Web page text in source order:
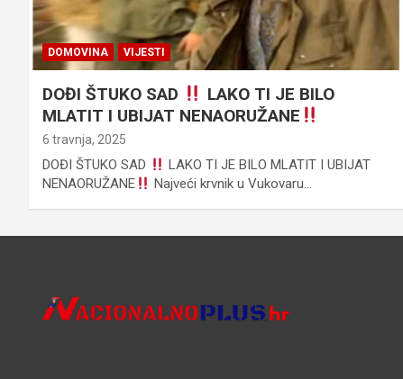
DOMOVINA VIJESTI
DOĐI ŠTUKO SAD
LAKO TI JE BILO
MLATIT I UBIJAT NENAORUŽANE
6 travnja, 2025
DOĐI ŠTUKO SAD
LAKO TI JE BILO MLATIT I UBIJAT
NENAORUŽANE
Najveći krvnik u Vukovaru…